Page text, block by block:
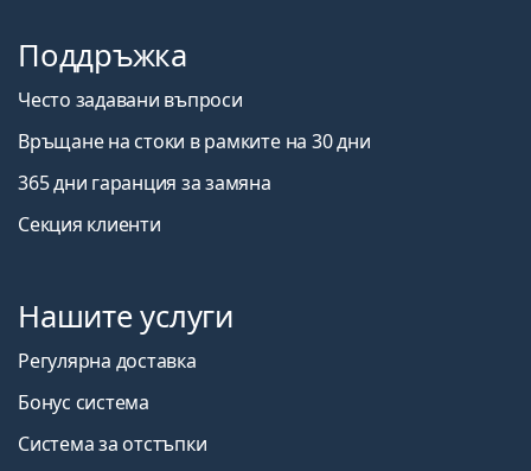
Поддръжка
Често задавани въпроси
Връщане на стоки в рамките на 30 дни
365 дни гаранция за замяна
Секция клиенти
Нашите услуги
Регулярна доставка
Бонус система
Система за отстъпки